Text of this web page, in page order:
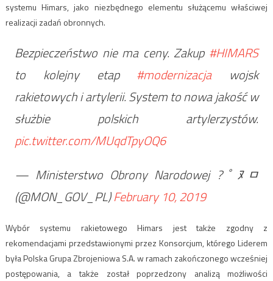
systemu Himars, jako niezbędnego elementu służącemu właściwej
realizacji zadań obronnych.
Bezpieczeństwo nie ma ceny. Zakup #HIMARS
to kolejny etap #modernizacjawojsk
rakietowych i artylerii. System to nowa jakość w
służbie polskich artylerzystów.
pic.twitter.com/MUqdTpyOQ6
— Ministerstwo Obrony Narodowej ?￰ﾟﾇﾱ
(@MON_GOV_PL)February 10, 2019
Wybór systemu rakietowego Himars jest także zgodny z
rekomendacjami przedstawionymi przez Konsorcjum, którego Liderem
była Polska Grupa Zbrojeniowa S.A. w ramach zakończonego wcześniej
postępowania, a także został poprzedzony analizą możliwości